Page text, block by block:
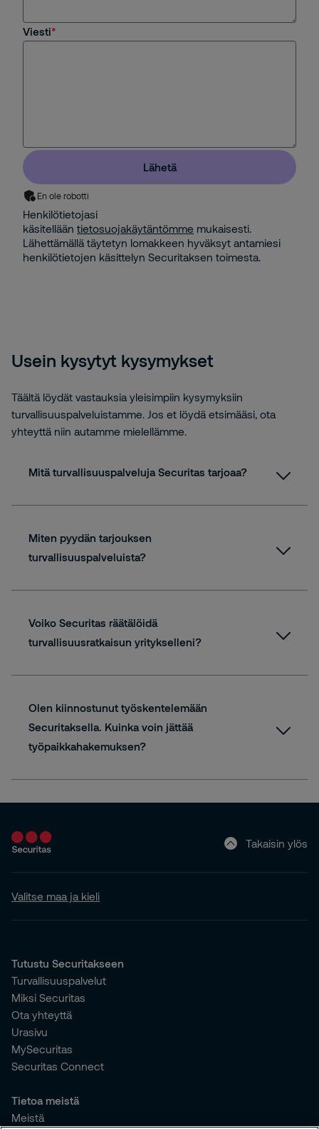
Viesti
Lähetä
En ole robotti
Henkilötietojasi
käsitellään tietosuojakäytäntömme mukaisesti.
Lähettämällä täytetyn lomakkeen hyväksyt antamiesi
henkilötietojen käsittelyn Securitaksen toimesta.
Usein kysytyt kysymykset
Täältä löydät vastauksia yleisimpiin kysymyksiin
turvallisuuspalveluistamme. Jos et löydä etsimääsi, ota
yhteyttä niin autamme mielellämme.
Mitä turvallisuuspalveluja Securitas tarjoaa?
Miten pyydän tarjouksen
turvallisuuspalveluista?
yhteydenottolomake
Voiko Securitas räätälöidä
turvallisuusratkaisun yritykselleni?
Olen kiinnostunut työskentelemään
Securitaksella. Kuinka voin jättää
työpaikkahakemuksen?
Avoimet työpaikat -sivulla
Takaisin ylös
Valitse maa ja kieli
Tutustu Securitakseen
Turvallisuuspalvelut
Miksi Securitas
Ota yhteyttä
Urasivu
MySecuritas
Securitas Connect
Tietoa meistä
Meistä